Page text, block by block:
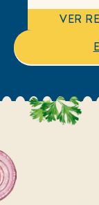
VER